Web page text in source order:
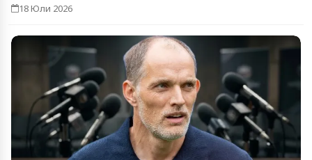
18 Юли 2026